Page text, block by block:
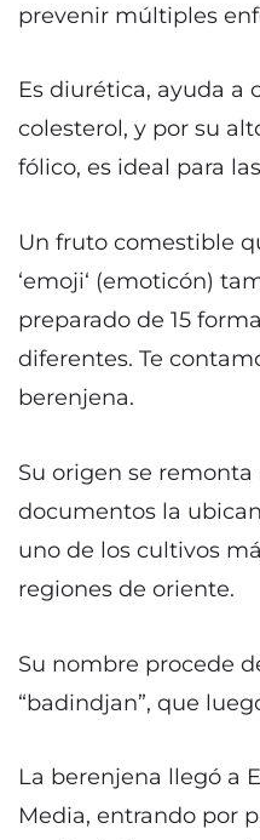
prevenir múltiples
Es diurética, ayuda a
colesterol, y por su
fólico, es ideal para
Un fruto comestible
‘emoji‘ (emoticón)
preparado de 15
diferentes. Te
berenjena.
Su origen se
documentos la
uno de los cultivos
regiones de oriente.
Su nombre procede
“badindjan”, que
La berenjena llegó a
Media, entrando por